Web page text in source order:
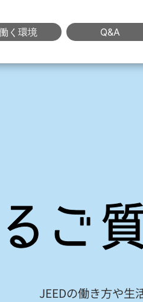
く環境
ャル職場見学
Q&A
JEEDの働き方や生